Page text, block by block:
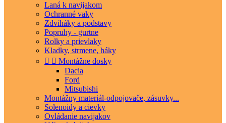
Laná k navijakom
Ochranné vaky
Zdviháky a podstavy
Popruhy - gurtne
Rolky a prievlaky
Kladky, strmene, háky
  Montážne dosky
Dacia
Ford
Mitsubishi
Montážny materiál-odpojovače, zásuvky...
Solenoidy a cievky
Ovládanie navijakov